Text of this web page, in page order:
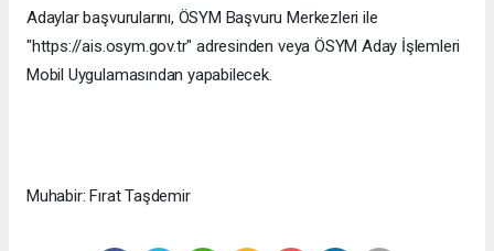
Adaylar başvurularını, ÖSYM Başvuru Merkezleri ile
"https://ais.osym.gov.tr" adresinden veya ÖSYM Aday İşlemleri
Mobil Uygulamasından yapabilecek.
Muhabir: Fırat Taşdemir